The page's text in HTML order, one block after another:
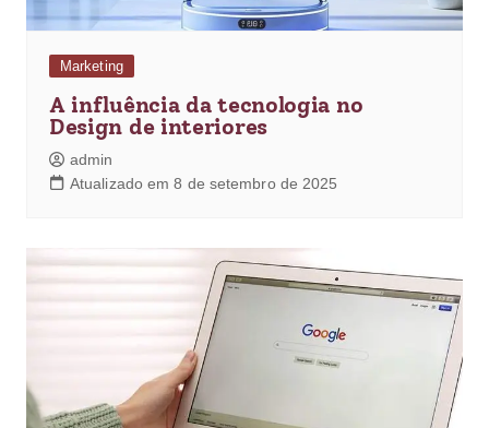
Marketing
A influência da tecnologia no
Design de interiores
admin
Atualizado em 8 de setembro de 2025